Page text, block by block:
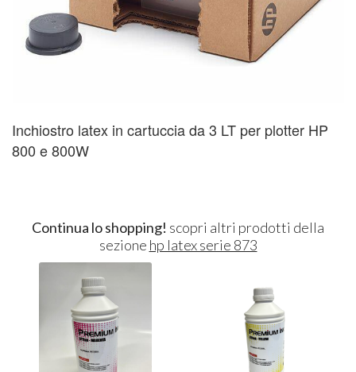
Inchiostro latex in cartuccia da 3 LT per plotter HP
800 e 800W
Continua lo shopping! scopri altri prodotti della
sezione hp latex serie 873